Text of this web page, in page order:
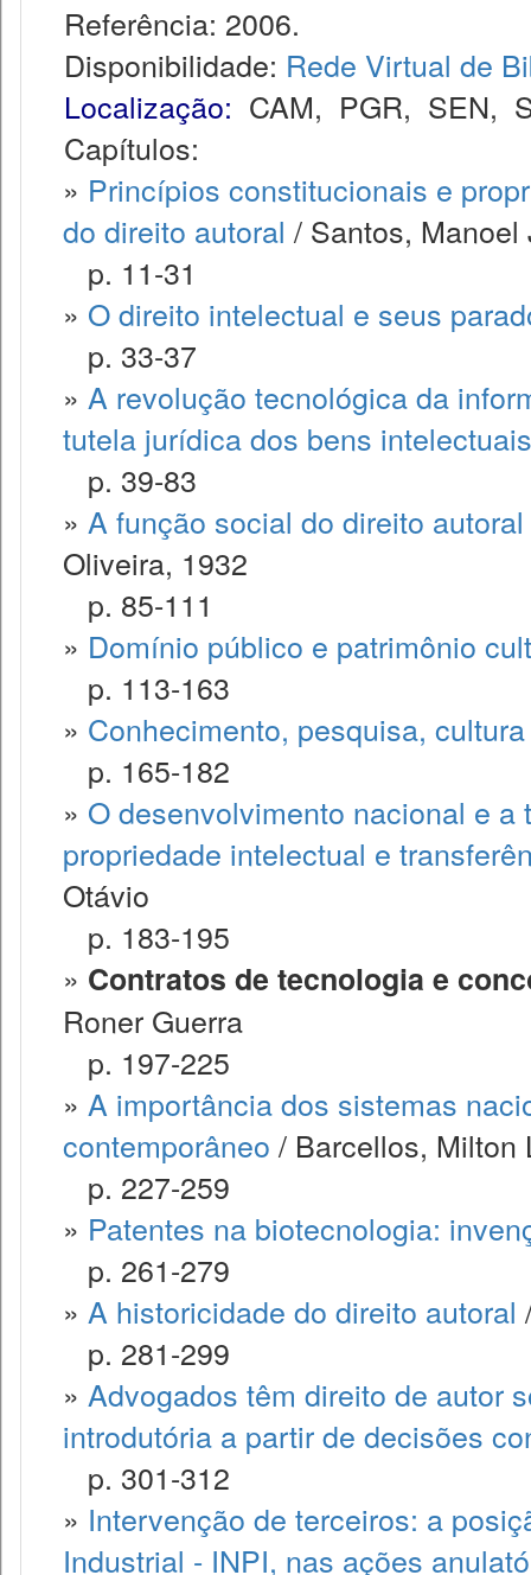
Referência: 2006.
Disponibilidade: Rede Virtual de
Localização: CAM, PGR, SEN,
Capítulos:
» Princípios constitucionais e
do direito autoral / Santos, Manoel
p. 11-31
» O direito intelectual e seus
p. 33-37
» A revolução tecnológica da
tutela jurídica dos bens intelectuais
p. 39-83
» A função social do direito
Oliveira, 1932
p. 85-111
» Domínio público e patrimônio
p. 113-163
» Conhecimento, pesquisa,
p. 165-182
» O desenvolvimento nacional e
propriedade intelectual e
Otávio
p. 183-195
» Contratos de tecnologia e
Roner Guerra
p. 197-225
» A importância dos sistemas
contemporâneo / Barcellos, Milton
p. 227-259
» Patentes na biotecnologia:
p. 261-279
» A historicidade do direito autoral
p. 281-299
» Advogados têm direito de autor
introdutória a partir de decisões
p. 301-312
» Intervenção de terceiros: a
Industrial - INPI, nas ações